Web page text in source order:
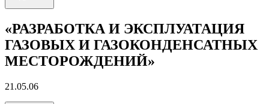
«РАЗРАБОТКА И ЭКСПЛУАТАЦИЯ
ГАЗОВЫХ И ГАЗОКОНДЕНСАТНЫХ
МЕСТОРОЖДЕНИЙ»
21.05.06